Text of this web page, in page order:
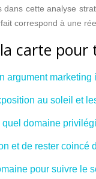
cette analyse
correspond à une
carte
argument
au soleil et
domaine
et de rester coincé
pour suivre le